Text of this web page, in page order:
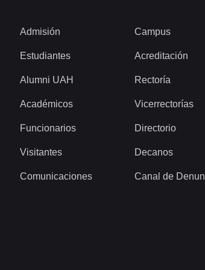
Admisión
Estudiantes
Alumni UAH
Académicos
Funcionarios
Visitantes
Comunicaciones
Campus
Acreditación
Rectoría
Vicerrectorías
Directorio
Decanos
Canal de